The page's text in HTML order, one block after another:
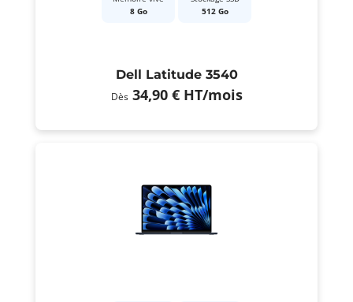
8 Go
512 Go
Dell Latitude 3540
Dès 34,90 € HT/mois